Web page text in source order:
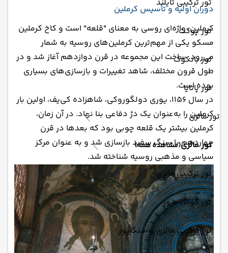
تور ترکیبی تایلند
تور پوکت
تور بانکوک
تور پاتایا
تور مالزی
تور مالزی(مشاهده همه)
تور ترکیبی مالزی
تور کوالالامپور
تور ترکیبی مالزی و سنگاپور
دوران اولیه و تأسیس کرملین
کرملین، واژه‌ای روسی به معنای "قلعه" است و کاخ کرملین
مسکو یکی از مهم‌ترین کرملین‌های روسیه به شمار
می‌رود. ساخت این مجموعه در قرن دوازدهم آغاز شد و در
طول قرون مختلف، شاهد تغییرات و بازسازی‌های بسیاری
بوده است.
در سال 1156، یوری دولگوروکی، شاهزاده کی‌یف، اولین بار
کرملین را به‌عنوان یک دژ دفاعی بنا نهاد. در آن زمان،
کرملین بیشتر یک قلعه چوبی بود که بعدها در قرن
چهاردهم با سنگ سفید بازسازی شد و به عنوان مرکز
سیاسی و مذهبی روسیه شناخته شد.